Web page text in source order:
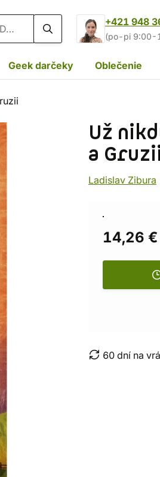
+421 948
(po-pi 9:00-
Geek darčeky Oblečenie
Už
a
Ladislav Zibura
14,26 €
60 dní na